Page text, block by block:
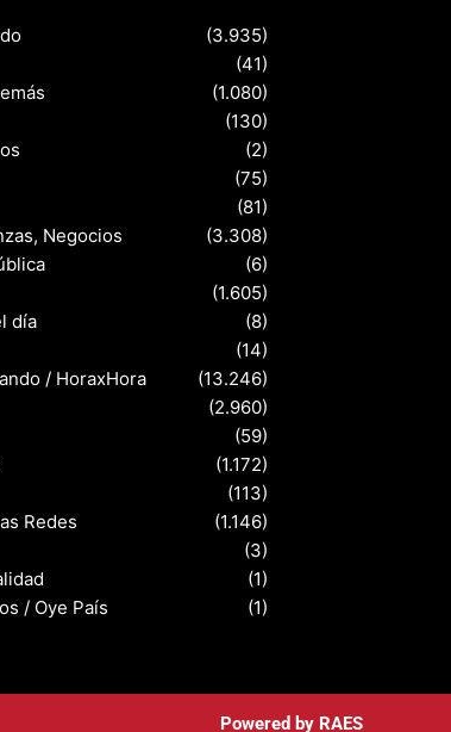
(3.935)
(41)
(1.080)
(130)
(2)
(75)
(81)
Negocios
(3.308)
(6)
(1.605)
día
(8)
(14)
/ HoraxHora
(13.246)
(2.960)
(59)
(1.172)
(113)
Redes
(1.146)
(3)
(1)
/ Oye País
(1)
Powered by RAES